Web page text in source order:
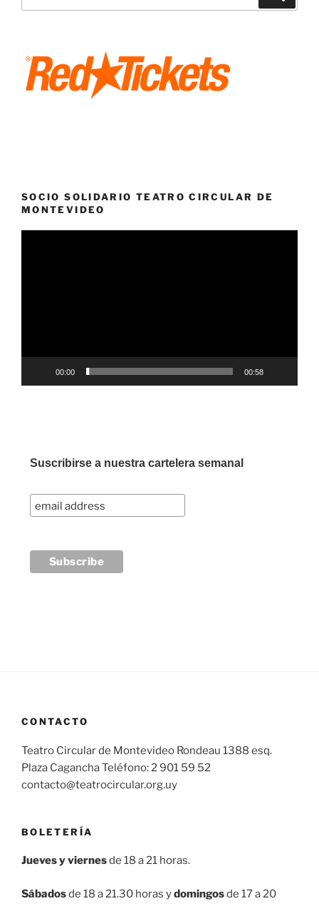
SOCIO SOLIDARIO TEATRO CIRCULAR DE
MONTEVIDEO
00:00 00:58
Suscribirse a nuestra cartelera semanal
CONTACTO
Teatro Circular de Montevideo Rondeau 1388 esq.
Plaza Cagancha Teléfono: 2 901 59 52
contacto@teatrocircular.org.uy
BOLETERÍA
Jueves y viernesde 18 a 21 horas.
Sábadosde 18 a 21.30 horas ydomingosde 17 a 20